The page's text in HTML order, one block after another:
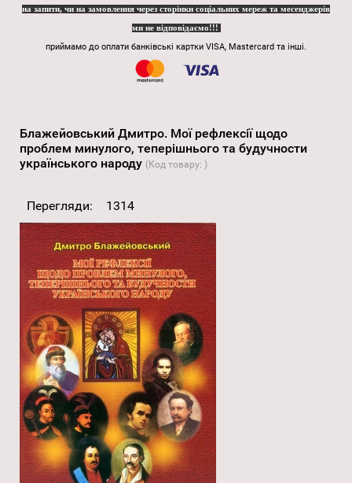
на запити, чи на замовлення через сторінки соціальних мереж та месенджерів
ми не відповідаємо!!!
приймамо до оплати банківські картки VISA, Mastercard та інші.
Блажейовський Дмитро. Мої рефлексії щодо
проблем минулого, теперішнього та будучности
українського народу (Код товару: )
Перегляди: 1314